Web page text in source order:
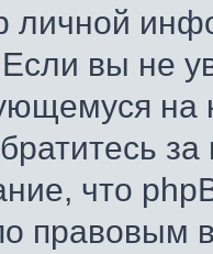
личной
вы не
что
правовым